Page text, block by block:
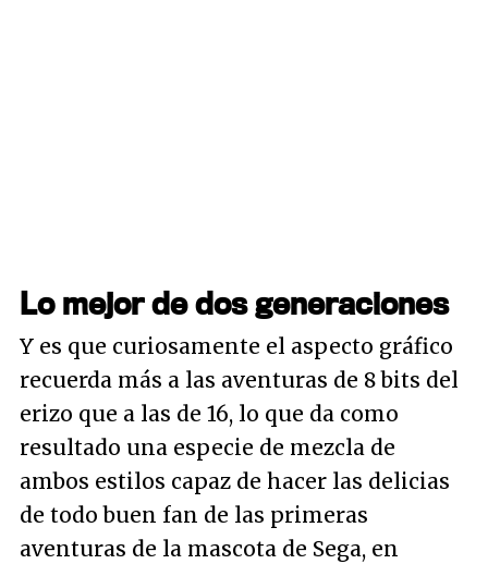
Lo mejor de dos generaciones
Y es que curiosamente el aspecto gráfico
recuerda más a las aventuras de 8 bits del
erizo que a las de 16, lo que da como
resultado una especie de mezcla de
ambos estilos capaz de hacer las delicias
de todo buen fan de las primeras
aventuras de la mascota de Sega, en